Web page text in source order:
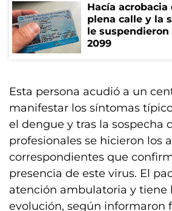
Hacía
plena calle y la
le
2099
Esta persona acudió a un
manifestar los síntomas
el dengue y tras la sospecha
profesionales se hicieron los
correspondientes que
presencia de este virus. El
atención ambulatoria y tiene
evolución, según informaron